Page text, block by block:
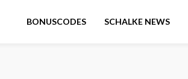
BONUSCODES SCHALKE NEWS